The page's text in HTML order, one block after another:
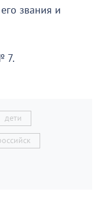
звания и
7.
дети